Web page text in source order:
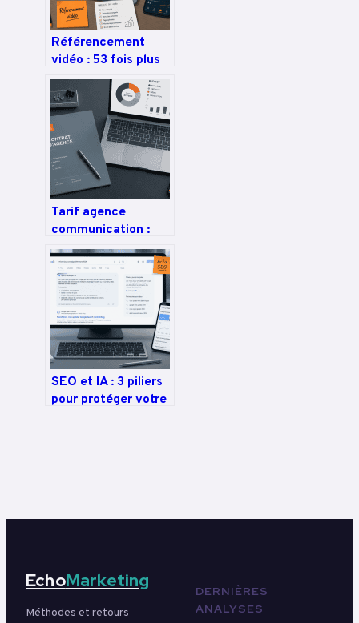
Référencement
vidéo : 53 fois plus
de chances
d’atteindre la
première page
Google
Tarif agence
communication :
850 € pour un plan
et 4 critères pour
maîtriser votre
budget
SEO et IA : 3 piliers
pour protéger votre
EchoMarketing
Méthodes et retours
DERNIÈRES
ANALYSES